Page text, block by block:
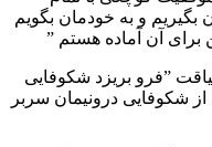
بگیریم و به خودمان بگویم
آن آماده هستم ”
”فرو بریزد شکوفایی
شکوفایی درونیمان سربر